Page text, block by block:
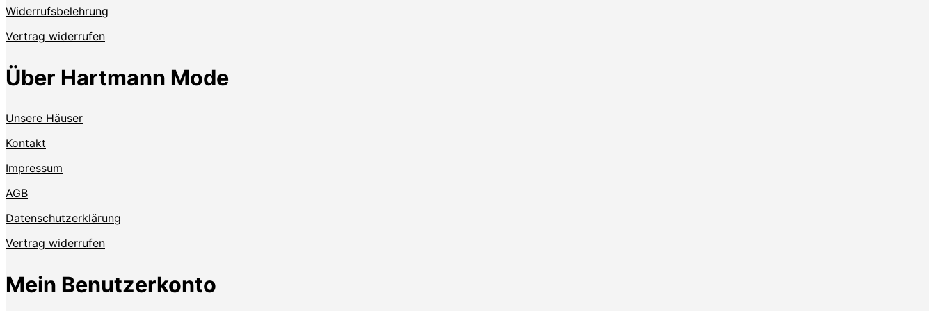
Widerrufsbelehrung
Vertrag widerrufen
Über Hartmann Mode
Unsere Häuser
Kontakt
Impressum
AGB
Datenschutzerklärung
Vertrag widerrufen
Mein Benutzerkonto